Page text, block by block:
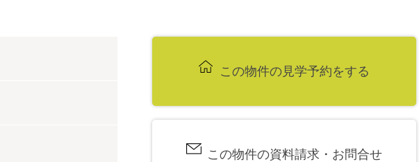
この物件の 見学予約をする
この物件の資料請求・お問合せ